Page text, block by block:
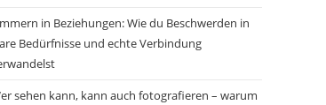
in Beziehungen: Wie du Beschwerden in
Bedürfnisse und echte Verbindung
sehen kann, kann auch fotografieren – warum